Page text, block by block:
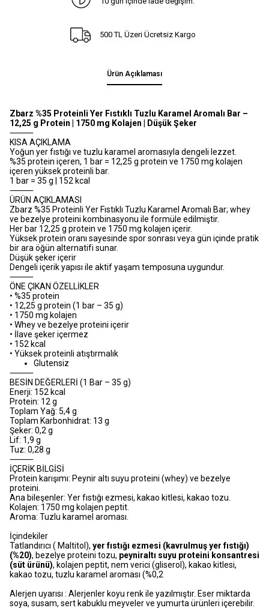
500 TL Üzeri Ücretsiz Kargo
Ürün Açıklaması
Zbarz %35 Proteinli Yer Fıstıklı Tuzlu Karamel Aromalı Bar –
12,25 g Protein | 1750 mg Kolajen | Düşük Şeker
⸻
KISA AÇIKLAMA
Yoğun yer fıstığı ve tuzlu karamel aromasıyla dengeli lezzet.
%35 protein içeren, 1 bar = 12,25 g protein ve 1750 mg kolajen
içeren yüksek proteinli bar.
1 bar = 35 g | 152 kcal
⸻
ÜRÜN AÇIKLAMASI
Zbarz %35 Proteinli Yer Fıstıklı Tuzlu Karamel Aromalı Bar; whey
ve bezelye proteini kombinasyonu ile formüle edilmiştir.
Her bar 12,25 g protein ve 1750 mg kolajen içerir.
Yüksek protein oranı sayesinde spor sonrası veya gün içinde pratik
bir ara öğün alternatifi sunar.
Düşük şeker içerir
Dengeli içerik yapısı ile aktif yaşam temposuna uygundur.
⸻
ÖNE ÇIKAN ÖZELLİKLER
• %35 protein
• 12,25 g protein (1 bar – 35 g)
• 1750 mg kolajen
• Whey ve bezelye proteini içerir
• İlave şeker içermez
• 152 kcal
• Yüksek proteinli atıştırmalık
Glutensiz
⸻
BESİN DEĞERLERİ (1 Bar – 35 g)
Enerji: 152 kcal
Protein: 12 g
Toplam Yağ: 5,4 g
Toplam Karbonhidrat: 13 g
Şeker: 0,2 g
Lif: 1,9 g
Tuz: 0,28 g
⸻
İÇERİK BİLGİSİ
Protein karışımı: Peynir altı suyu proteini (whey) ve bezelye
proteini.
Ana bileşenler: Yer fıstığı ezmesi, kakao kitlesi, kakao tozu.
Kolajen: 1750 mg kolajen peptit.
Aroma: Tuzlu karamel aroması.
İçindekiler
Tatlandırıcı ( Maltitol), yer fıstığı ezmesi (kavrulmuş yer fıstığı)
(%20), bezelye proteini tozu, peyniraltı suyu proteini konsantresi
(süt ürünü), kolajen peptit, nem verici (gliserol), kakao kitlesi,
kakao tozu, tuzlu karamel aroması (%0,2
Alerjen uyarısı : Alerjenler koyu renk ile yazılmıştır. Eser miktarda
soya, susam, sert kabuklu meyveler ve yumurta ürünleri içerebilir.